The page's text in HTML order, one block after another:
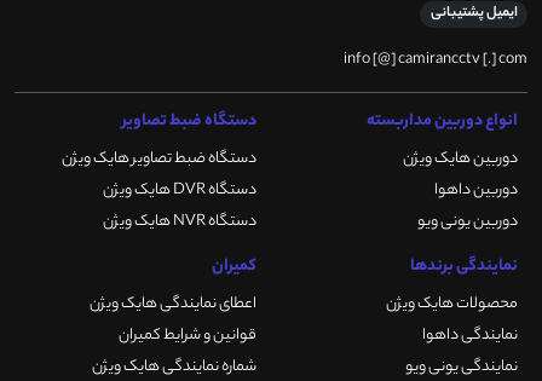
ایمیل پشتیبانی
info [@] camirancctv [.] com
انواع دوربین مداربسته
دوربین هایک ویژن
دوربین داهوا
دوربین یونی ویو
دستگاه ضبط تصاویر
دستگاه ضبط تصاویر هایک ویژن
دستگاه DVR هایک ویژن
دستگاه NVR هایک ویژن
نمایندگی برندها
محصولات هایک ویژن
نمایندگی داهوا
نمایندگی یونی ویو
کمیران
اعطای نمایندگی هایک ویژن
قوانین و شرایط کمیران
شماره نمایندگی هایک ویژن